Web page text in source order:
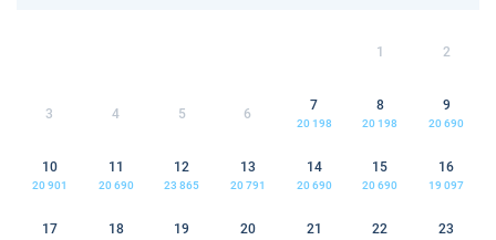
1 2
3 4 5 6
7
20 198
8
20 198
9
20 690
10
20 901
11
20 690
12
23 865
13
20 791
14
20 690
15
20 690
16
19 097
17 18 19 20 21 22 23